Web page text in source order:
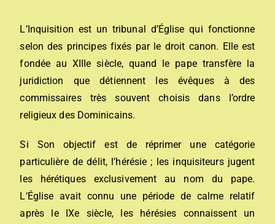
L’Inquisition est un tribunal d’Église qui fonctionne
selon des principes fixés par le droit canon. Elle est
fondée au XIIIe siècle, quand le pape transfère la
juridiction que détiennent les évêques à des
commissaires très souvent choisis dans l’ordre
religieux des Dominicains.
Si Son objectif est de réprimer une catégorie
particulière de délit, l’hérésie ; les inquisiteurs jugent
les hérétiques exclusivement au nom du pape.
L‘Église avait connu une période de calme relatif
après le IXe siècle, les hérésies connaissent un